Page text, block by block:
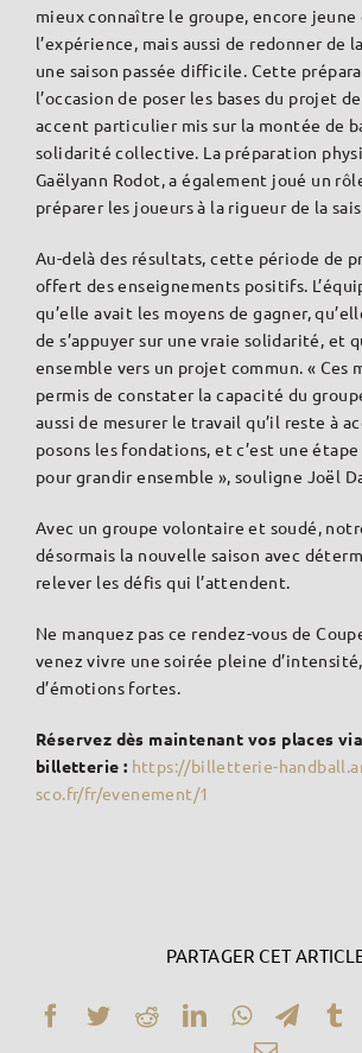
mieux connaître le groupe, encore jeune
l’expérience, mais aussi de redonner de
une saison passée difficile. Cette
l’occasion de poser les bases du projet
accent particulier mis sur la montée de
solidarité collective. La préparation
Gaëlyann Rodot, a également joué un
préparer les joueurs à la rigueur de la
Au-delà des résultats, cette période de
offert des enseignements positifs.
qu’elle avait les moyens de gagner,
de s’appuyer sur une vraie solidarité, et
ensemble vers un projet commun. « Ces
permis de constater la capacité du
aussi de mesurer le travail qu’il reste à
posons les fondations, et c’est une
pour grandir ensemble », souligne Joël
Avec un groupe volontaire et soudé,
désormais la nouvelle saison avec
relever les défis qui l’attendent.
Ne manquez pas ce rendez-vous de
venez vivre une soirée pleine
d’émotions fortes.
Réservez dès maintenant vos places
billetterie : https://billetterie-
sco.fr/fr/evenement/1
PARTAGER CET
Facebook
TwitterRedditLinkedInWhatsApp